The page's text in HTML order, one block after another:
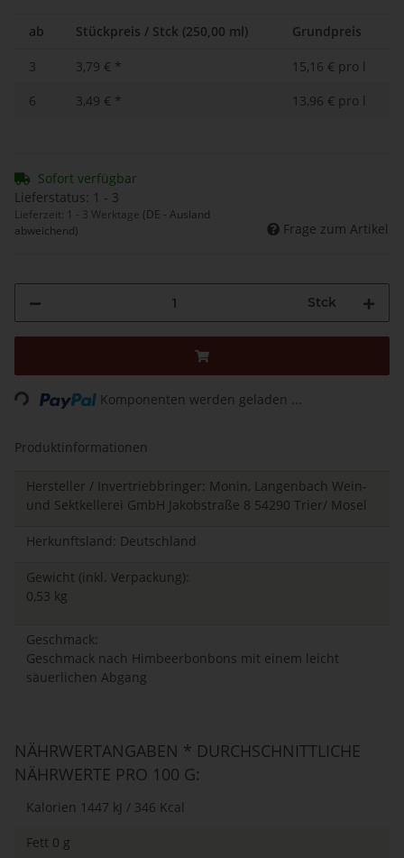
ab Stückpreis / Stck (250,00 ml) Grundpreis
3 3,79 € *
15,16 € pro l
6
3,49 € * 13,96 € pro l
Sofort verfügbar
Lieferstatus: 1 - 3
Lieferzeit: 1 - 3 Werktage (DE - Ausland
abweichend)
Frage zum Artikel
Stck
Loading... Komponenten werden geladen ...
Produktinformationen
Hersteller / Invertriebbringer: Monin, Langenbach Wein-
und Sektkellerei GmbH Jakobstraße 8 54290 Trier/ Mosel
Herkunftsland: Deutschland
Gewicht (inkl. Verpackung):
0,53 kg
Geschmack:
Geschmack nach Himbeerbonbons mit einem leicht
säuerlichen Abgang
NÄHRWERTANGABEN * DURCHSCHNITTLICHE
NÄHRWERTE PRO 100 G:
Kalorien 1447 kJ / 346 Kcal
Fett 0 g